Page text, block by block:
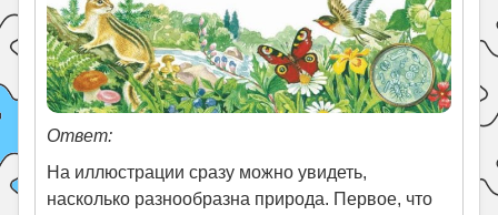
Ответ:
На иллюстрации сразу можно увидеть,
насколько разнообразна природа. Первое, что